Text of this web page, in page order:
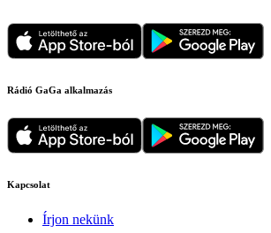
Rádió GaGa alkalmazás
Kapcsolat
Írjon nekünk